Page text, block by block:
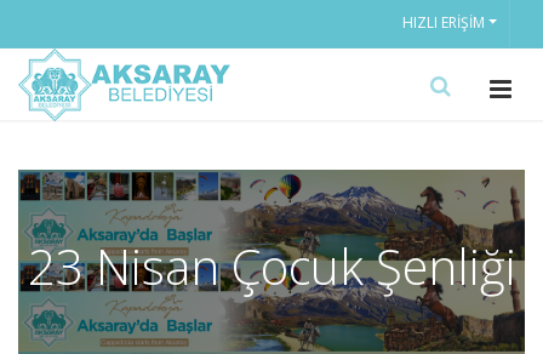
HIZLI ERIŞIM
23 Nisan Çocuk Şenliği